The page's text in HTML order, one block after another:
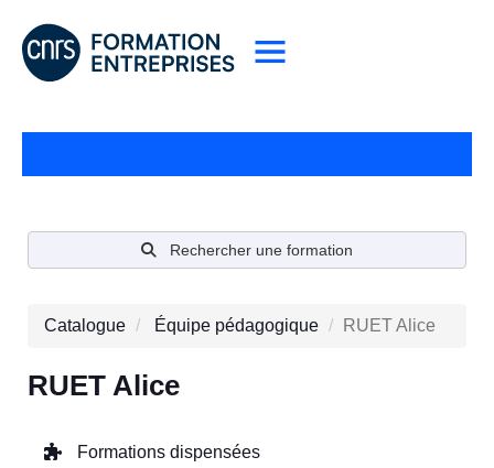
Rechercher une formation
Catalogue Équipe pédagogique RUET Alice
RUET Alice
Formations dispensées